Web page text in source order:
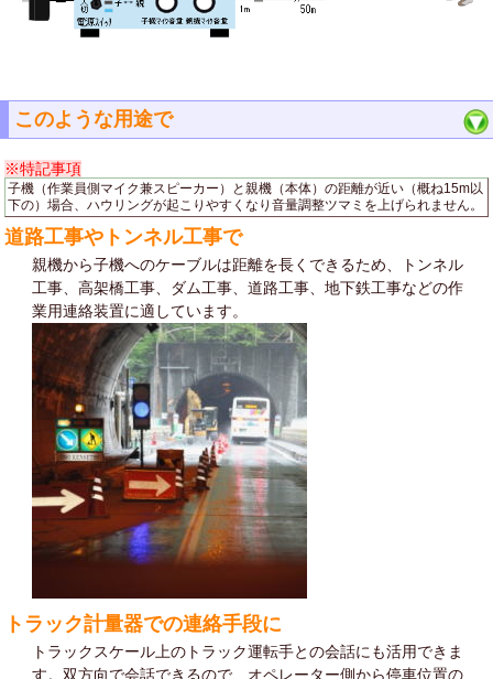
このような用途で
※特記事項
子機（作業員側マイク兼スピーカー）と親機（本体）の距離が近い（概ね15m以
下の）場合、ハウリングが起こりやすくなり音量調整ツマミを上げられません。
道路工事やトンネル工事で
親機から子機へのケーブルは距離を長くできるため、トンネル
工事、高架橋工事、ダム工事、道路工事、地下鉄工事などの作
業用連絡装置に適しています。
トラック計量器での連絡手段に
トラックスケール上のトラック運転手との会話にも活用できま
す。双方向で会話できるので、オペレーター側から停車位置の